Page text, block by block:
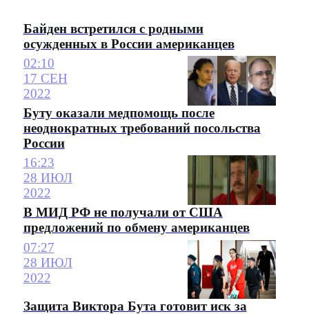
Байден встретился с родными
осужденных в России американцев
02:10
17 СЕН
2022
Буту оказали медпомощь после
неоднократных требований посольства
России
16:23
28 ИЮЛ
2022
В МИД РФ не получали от США
предложений по обмену американцев
07:27
28 ИЮЛ
2022
Защита Виктора Бута готовит иск за